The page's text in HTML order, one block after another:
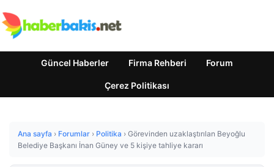
Güncel Haberler Firma Rehberi Forum
Çerez Politikası
Ana sayfa › Forumlar › Politika › Görevinden uzaklaştırılan Beyoğlu
Belediye Başkanı İnan Güney ve 5 kişiye tahliye kararı